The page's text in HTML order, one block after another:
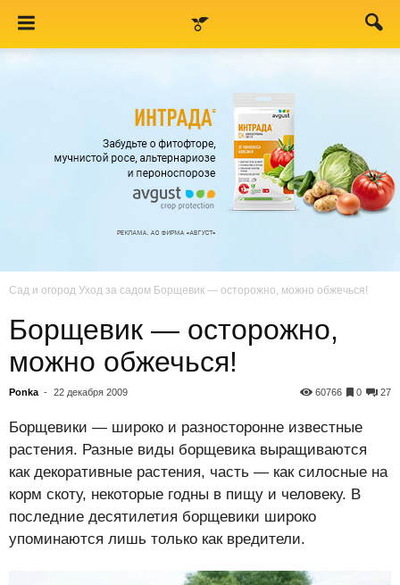
Сад и огород Уход за садом Борщевик — осторожно, можно обжечься!
Борщевик — осторожно,
можно обжечься!
Ponka - 22 декабря 2009 27
0
60766
Борщевики — широко и разносторонне известные
растения. Разные виды борщевика выращиваются
как декоративные растения, часть — как силосные на
корм скоту, некоторые годны в пищу и человеку. В
последние десятилетия борщевики широко
упоминаются лишь только как вредители.